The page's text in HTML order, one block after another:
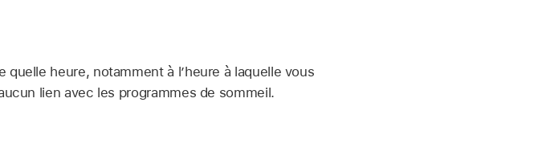
heure, notamment à l’heure à laquelle vous
lien avec les programmes de sommeil.